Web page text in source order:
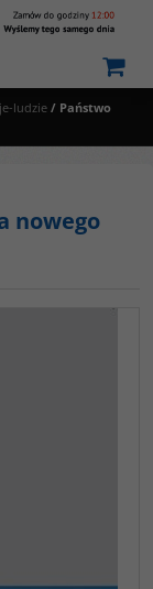
ludzie/ Państwo
nowego